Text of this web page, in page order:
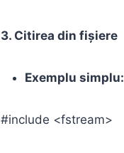
3. Citirea din fișiere
Exemplu simplu:
#include <fstream>